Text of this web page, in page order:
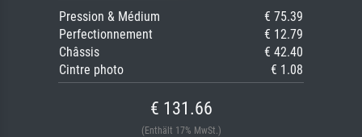
Pression & Médium
€ 75.39
Perfectionnement
€ 12.79
Châssis
€ 42.40
Cintre photo
€ 1.08
€ 131.66
(Enthält 17% MwSt.)